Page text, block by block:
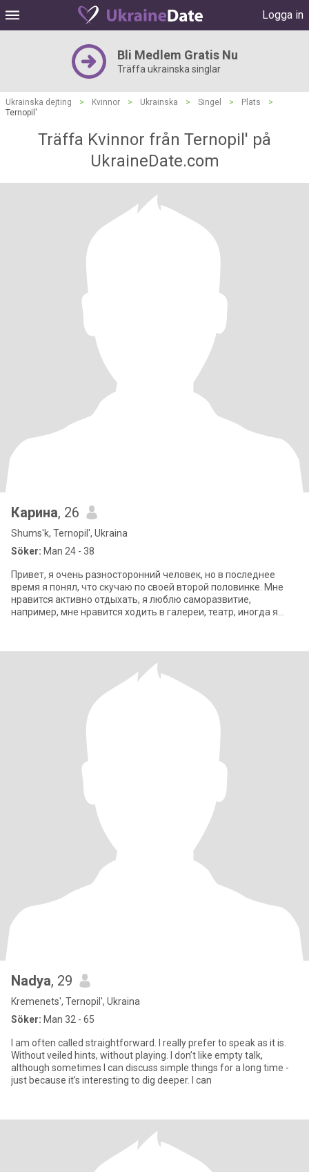
Logga in
Bli Medlem Gratis Nu
Träffa ukrainska singlar
Ukrainska dejting > Kvinnor > Ukrainska > Singel > Plats
>
Ternopil'
Träffa Kvinnor från Ternopil' på
UkraineDate.com
Карина, 26
Shums'k, Ternopil', Ukraina
Söker: Man 24 - 38
Привет, я очень разносторонний человек, но в последнее
время я понял, что скучаю по своей второй половинке. Мне
нравится активно отдыхать, я люблю саморазвитие,
например, мне нравится ходить в галереи, театр, иногда я
Nadya, 29
Kremenets', Ternopil', Ukraina
Söker: Man 32 - 65
I am often called straightforward. I really prefer to speak as it is.
Without veiled hints, without playing. I don’t like empty talk,
although sometimes I can discuss simple things for a long time -
just because it’s interesting to dig deeper. I can